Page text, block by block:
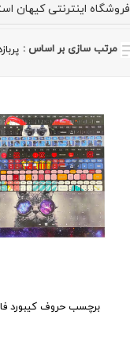
فروشگاه اینترنتی کیهان
مرتب سازی بر اساس :
برچسب حروف کیبورد